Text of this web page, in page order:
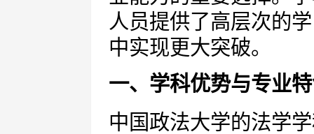
人员提供了高层次的
中实现更大突破。
一、学科优势与专业
中国政法大学的法学